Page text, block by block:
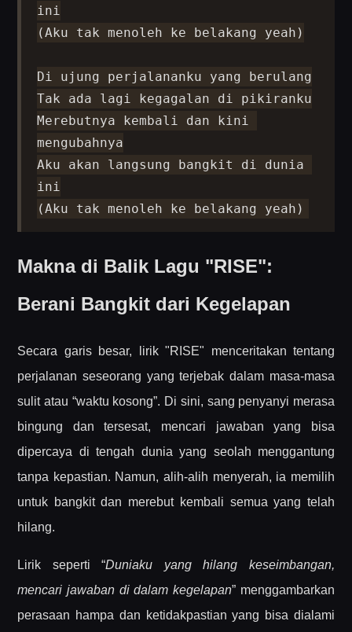
ini
(Aku tak menoleh ke belakang yeah)
Di ujung perjalananku yang berulang
Tak ada lagi kegagalan di pikiranku
Merebutnya kembali dan kini
mengubahnya
Aku akan langsung bangkit di dunia
ini
(Aku tak menoleh ke belakang yeah)
Makna di Balik Lagu "RISE":
Berani Bangkit dari Kegelapan
Secara garis besar, lirik "RISE" menceritakan tentang
perjalanan seseorang yang terjebak dalam masa-masa
sulit atau “waktu kosong”. Di sini, sang penyanyi merasa
bingung dan tersesat, mencari jawaban yang bisa
dipercaya di tengah dunia yang seolah menggantung
tanpa kepastian. Namun, alih-alih menyerah, ia memilih
untuk bangkit dan merebut kembali semua yang telah
hilang.
Lirik seperti “Duniaku yang hilang keseimbangan,
mencari jawaban di dalam kegelapan” menggambarkan
perasaan hampa dan ketidakpastian yang bisa dialami